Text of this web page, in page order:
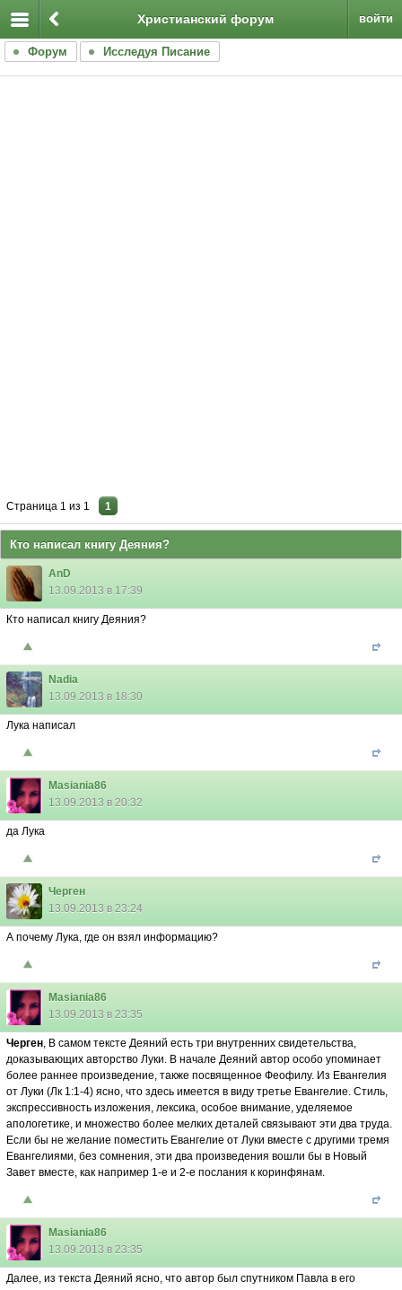
войти
Христианский форум
Форум Исследуя Писание
Страница 1 из 1 1
Кто написал книгу Деяния?
AnD
13.09.2013 в 17:39
Кто написал книгу Деяния?
Nadia
13.09.2013 в 18:30
Лука написал
Masiania86
13.09.2013 в 20:32
да Лука
Черген
13.09.2013 в 23:24
А почему Лука, где он взял информацию?
Masiania86
13.09.2013 в 23:35
Черген, В самом тексте Деяний есть три внутренних свидетельства,
доказывающих авторство Луки. В начале Деяний автор особо упоминает
более раннее произведение, также посвященное Феофилу. Из Евангелия
от Луки (Лк 1:1-4) ясно, что здесь имеется в виду третье Евангелие. Стиль,
экспрессивность изложения, лексика, особое внимание, уделяемое
апологетике, и множество более мелких деталей связывают эти два труда.
Если бы не желание поместить Евангелие от Луки вместе с другими тремя
Евангелиями, без сомнения, эти два произведения вошли бы в Новый
Завет вместе, как например 1-е и 2-е послания к коринфянам.
Masiania86
13.09.2013 в 23:35
Далее, из текста Деяний ясно, что автор был спутником Павла в его